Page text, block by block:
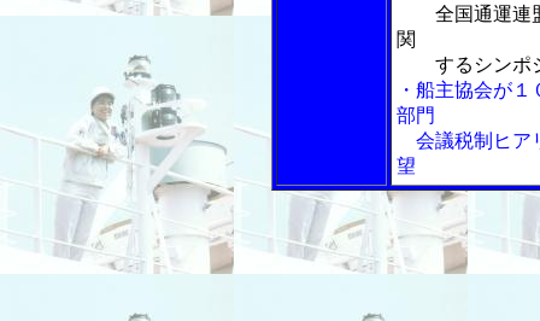
全国通運連
関
するシンポ
・船主協会が
部門
会議税制ヒア
望